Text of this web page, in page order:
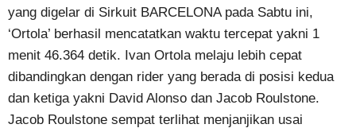
yang digelar di Sirkuit BARCELONA pada Sabtu ini,
‘Ortola’ berhasil mencatatkan waktu tercepat yakni 1
menit 46.364 detik. Ivan Ortola melaju lebih cepat
dibandingkan dengan rider yang berada di posisi kedua
dan ketiga yakni David Alonso dan Jacob Roulstone.
Jacob Roulstone sempat terlihat menjanjikan usai